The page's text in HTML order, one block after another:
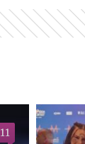
11